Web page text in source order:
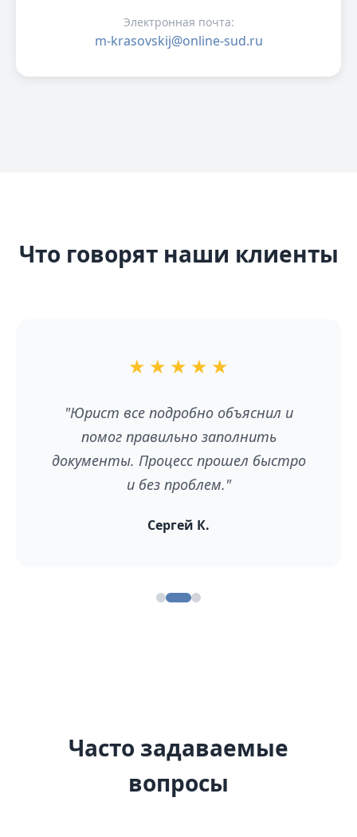
Электронная почта:
m-krasovskij@online-sud.ru
Что говорят наши клиенты
★ ★ ★ ★ ★
"Юрист все подробно объяснил и
помог правильно заполнить
документы. Процесс прошел быстро
и без проблем."
Сергей К.
Часто задаваемые
вопросы